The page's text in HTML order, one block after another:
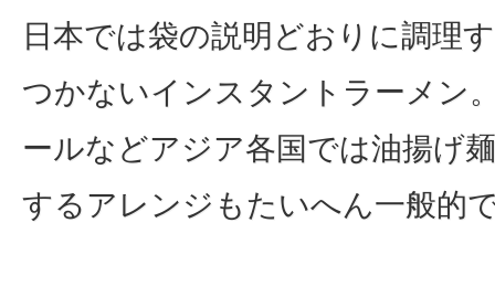
日本では袋の説明どおりに調理
つかないインスタントラーメン
ールなどアジア各国では油揚げ
するアレンジもたいへん一般的